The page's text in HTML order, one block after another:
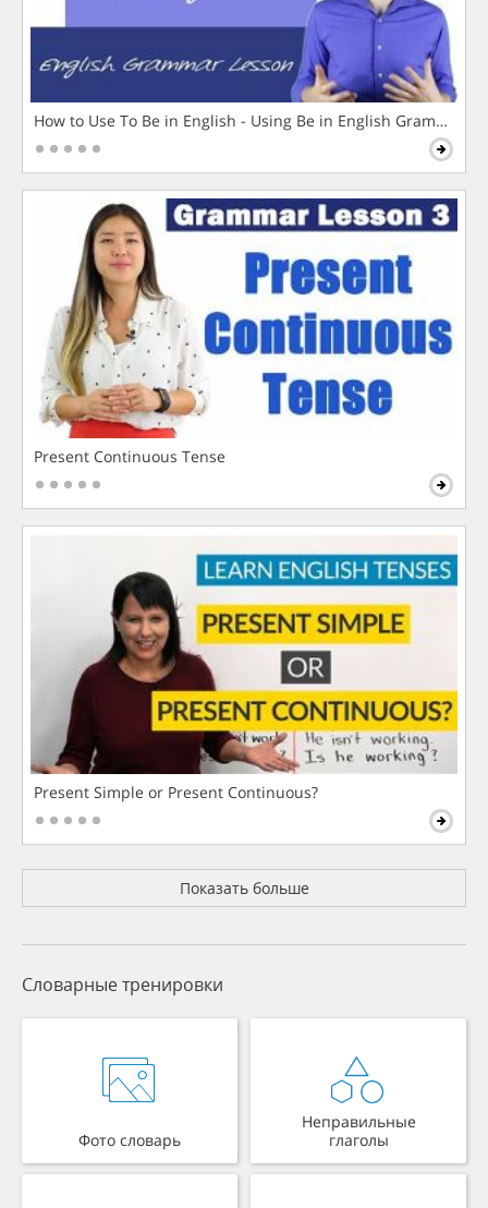
How to Use To Be in English - Using Be in English Grammar
Present Continuous Tense
Present Simple or Present Continuous?
Показать больше
Словарные тренировки
Фото словарь
Неправильные
глаголы